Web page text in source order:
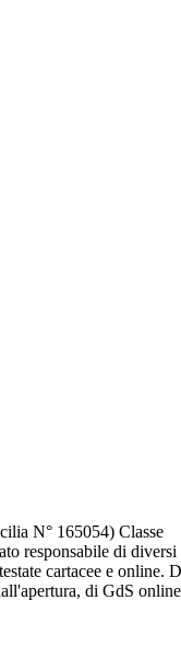
N° 165054) Classe
responsabile di diversi
cartacee e online.
di GdS